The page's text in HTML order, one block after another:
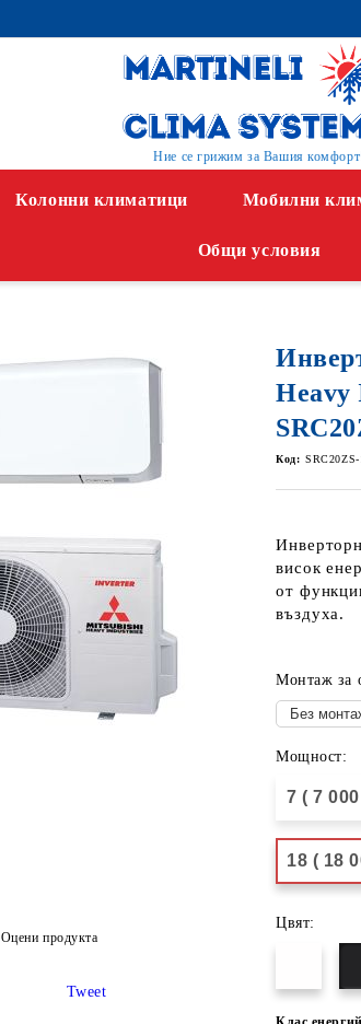
Ние се грижим за Вашия
Колонни климатици Мобилни
Общи условия
Heavy
Код: SRC20ZS-
висок
от
въздуха.
Монтаж за
Мощност:
7 ( 7
18 ( 18
Цвят:
Оцени продукта
Tweet